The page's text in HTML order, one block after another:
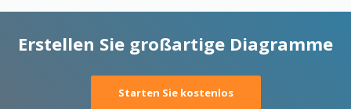
Erstellen Sie großartige Diagramme
Starten Sie kostenlos